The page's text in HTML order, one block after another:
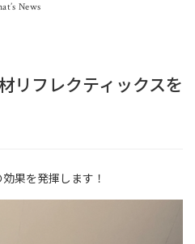
News
リフレクティックスを
果を発揮します！